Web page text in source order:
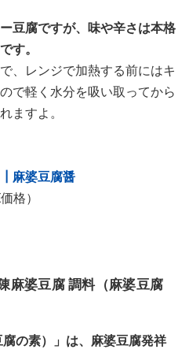
豆腐ですが、味や辛さは本格
す。
、レンジで加熱する前にはキ
で軽く水分を吸い取ってから
ますよ。
┃麻婆豆腐醤
格）
麻婆豆腐 調料（麻婆豆腐
腐の素）」は、麻婆豆腐発祥